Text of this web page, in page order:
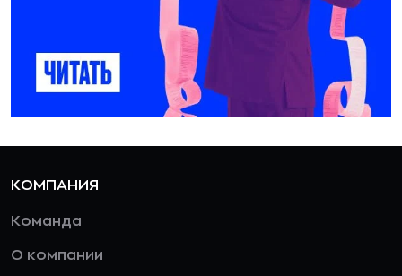
КОМПАНИЯ
Команда
О компании